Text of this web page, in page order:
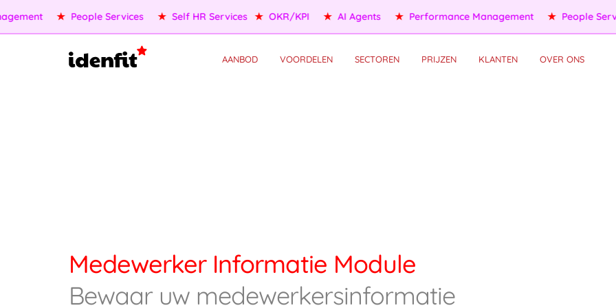
OKR/KPI ★ AI Agents ★ Performance Management ★ People Services Self HR Services ★ OKR/KPI ★ AI Agents
AANBOD VOORDELEN SECTOREN PRIJZEN KLANTEN OVER ONS
Medewerker Informatie Module
Bewaar uw medewerkersinformatie